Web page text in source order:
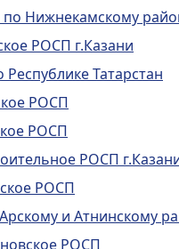
Нижнекамскому
РОСП г.Казани
Татарстан
РОСП
РОСП
РОСП
РОСП
и Атнинскому
РОСП